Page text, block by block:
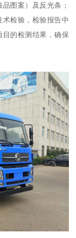
图案）及反光条；
检验，检验报告中
的检测结果，确保